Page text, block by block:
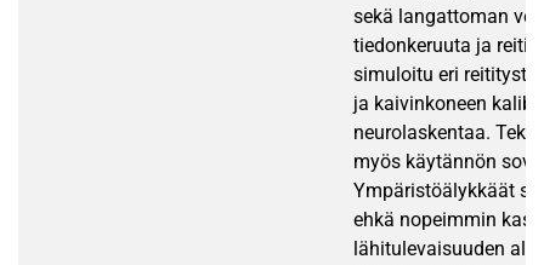
sekä langattoman
tiedonkeruuta ja
simuloitu eri
ja kaivinkoneen
neurolaskentaa.
myös käytännön
Ympäristöälykkäät
ehkä nopeimmin
lähitulevaisuuden ala